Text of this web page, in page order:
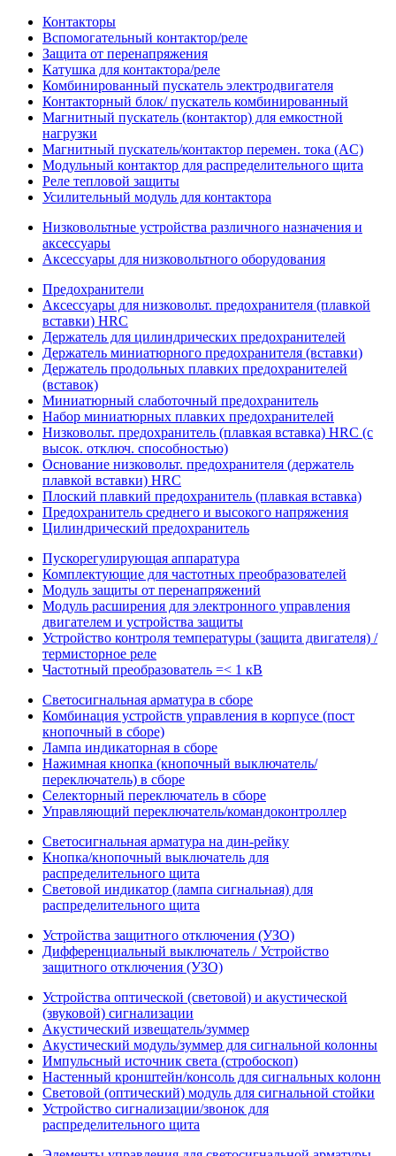
Контакторы
Вспомогательный контактор/реле
Защита от перенапряжения
Катушка для контактора/реле
Комбинированный пускатель электродвигателя
Контакторный блок/ пускатель комбинированный
Магнитный пускатель (контактор) для емкостной
нагрузки
Магнитный пускатель/контактор перемен. тока (AC)
Модульный контактор для распределительного щита
Реле тепловой защиты
Усилительный модуль для контактора
Низковольтные устройства различного назначения и
аксессуары
Аксессуары для низковольтного оборудования
Предохранители
Аксессуары для низковольт. предохранителя (плавкой
вставки) HRC
Держатель для цилиндрических предохранителей
Держатель миниатюрного предохранителя (вставки)
Держатель продольных плавких предохранителей
(вставок)
Миниатюрный слаботочный предохранитель
Набор миниатюрных плавких предохранителей
Низковольт. предохранитель (плавкая вставка) HRC (с
высок. отключ. способностью)
Основание низковольт. предохранителя (держатель
плавкой вставки) HRC
Плоский плавкий предохранитель (плавкая вставка)
Предохранитель среднего и высокого напряжения
Цилиндрический предохранитель
Пускорегулирующая аппаратура
Комплектующие для частотных преобразователей
Модуль защиты от перенапряжений
Модуль расширения для электронного управления
двигателем и устройства защиты
Устройство контроля температуры (защита двигателя) /
термисторное реле
Частотный преобразователь =< 1 кВ
Светосигнальная арматура в сборе
Комбинация устройств управления в корпусе (пост
кнопочный в сборе)
Лампа индикаторная в сборе
Нажимная кнопка (кнопочный выключатель/
переключатель) в сборе
Селекторный переключатель в сборе
Управляющий переключатель/командоконтроллер
Светосигнальная арматура на дин-рейку
Кнопка/кнопочный выключатель для
распределительного щита
Световой индикатор (лампа сигнальная) для
распределительного щита
Устройства защитного отключения (УЗО)
Дифференциальный выключатель / Устройство
защитного отключения (УЗО)
Устройства оптической (световой) и акустической
(звуковой) сигнализации
Акустический извещатель/зуммер
Акустический модуль/зуммер для сигнальной колонны
Импульсный источник света (стробоскоп)
Настенный кронштейн/консоль для сигнальных колонн
Световой (оптический) модуль для сигнальной стойки
Устройство сигнализации/звонок для
распределительного щита